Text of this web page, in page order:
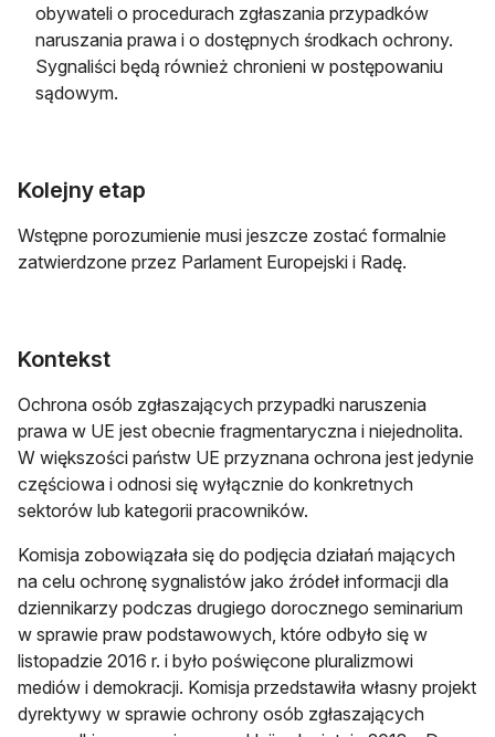
obywateli o procedurach zgłaszania przypadków
naruszania prawa i o dostępnych środkach ochrony.
Sygnaliści będą również chronieni w postępowaniu
sądowym.
Kolejny etap
Wstępne porozumienie musi jeszcze zostać formalnie
zatwierdzone przez Parlament Europejski i Radę.
Kontekst
Ochrona osób zgłaszających przypadki naruszenia
prawa w UE jest obecnie fragmentaryczna i niejednolita.
W większości państw UE przyznana ochrona jest jedynie
częściowa i odnosi się wyłącznie do konkretnych
sektorów lub kategorii pracowników.
Komisja zobowiązała się do podjęcia działań mających
na celu ochronę sygnalistów jako źródeł informacji dla
dziennikarzy podczas drugiego dorocznego seminarium
w sprawie praw podstawowych, które odbyło się w
listopadzie 2016 r. i było poświęcone pluralizmowi
mediów i demokracji. Komisja przedstawiła własny projekt
dyrektywy w sprawie ochrony osób zgłaszających